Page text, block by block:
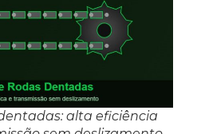
alta eficiência